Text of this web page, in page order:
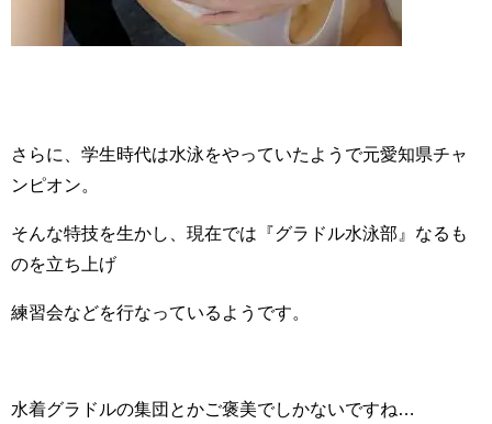
さらに、学生時代は水泳をやっていたようで元愛知県チャ
ンピオン。
そんな特技を生かし、現在では『グラドル水泳部』なるも
のを立ち上げ
練習会などを行なっているようです。
水着グラドルの集団とかご褒美でしかないですね…